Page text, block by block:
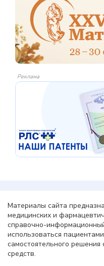
Реклама
Материалы сайта
медицинских и
справочно-
использоваться
самостоятельного
средств.